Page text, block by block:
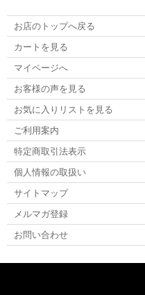
お店のトップへ戻る
カートを見る
マイページへ
お客様の声を見る
お気に入りリストを見る
ご利用案内
特定商取引法表示
個人情報の取扱い
サイトマップ
メルマガ登録
お問い合わせ